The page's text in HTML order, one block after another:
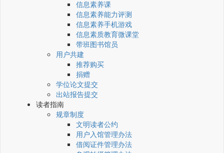
信息素养课
信息素养能力评测
信息素养手机游戏
信息素质教育微课堂
带班图书馆员
用户共建
推荐购买
捐赠
学位论文提交
出站报告提交
读者指南
规章制度
文明读者公约
用户入馆管理办法
借阅证件管理办法